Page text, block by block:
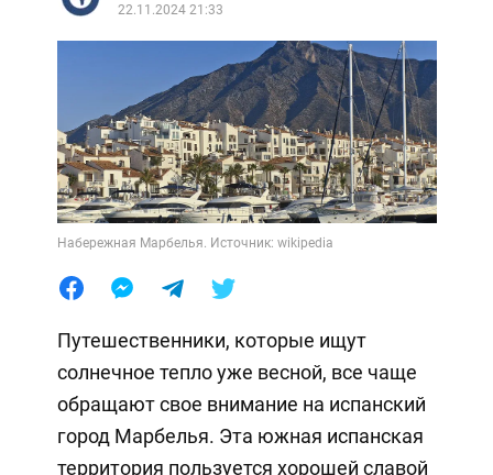
22.11.2024 21:33
Набережная Марбелья. Источник: wikipedia
Путешественники, которые ищут
солнечное тепло уже весной, все чаще
обращают свое внимание на испанский
город Марбелья. Эта южная испанская
территория пользуется хорошей славой